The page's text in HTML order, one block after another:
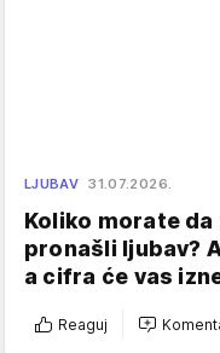
LJUBAV 31.07.2026.
Koliko morate
pronašli ljubav?
a cifra će vas
Reaguj